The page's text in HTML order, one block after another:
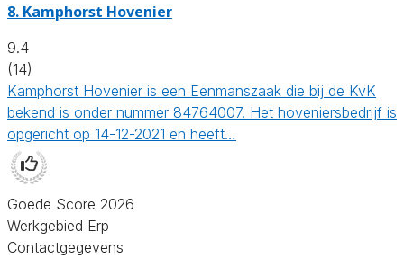
8. Kamphorst Hovenier
9.4
(14)
Kamphorst Hovenier is een Eenmanszaak die bij de KvK
bekend is onder nummer 84764007. Het hoveniersbedrijf is
opgericht op 14-12-2021 en heeft…
Goede Score 2026
Werkgebied Erp
Contactgegevens